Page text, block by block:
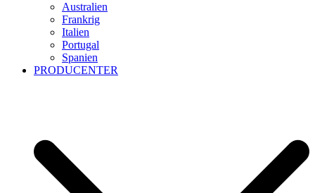
Australien
Frankrig
Italien
Portugal
Spanien
PRODUCENTER